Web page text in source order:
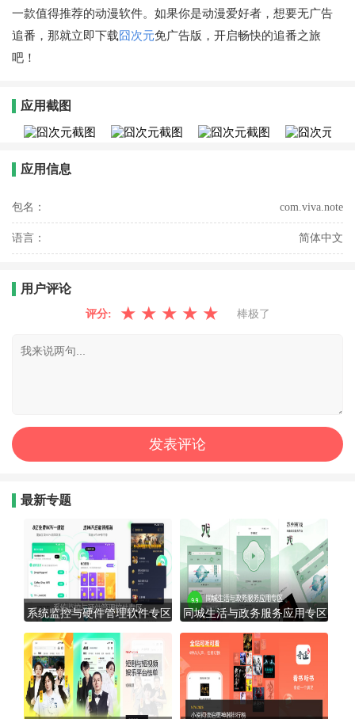
一款值得推荐的动漫软件。如果你是动漫爱好者，想要无广告
追番，那就立即下载囧次元免广告版，开启畅快的追番之旅
吧！
应用截图
应用信息
包名： com.viva.note
语言： 简体中文
用户评论
评分: ★ ★ ★ ★ ★ 棒极了
最新专题
系统监控与硬件管理软件专区 同城生活与政务服务应用专区